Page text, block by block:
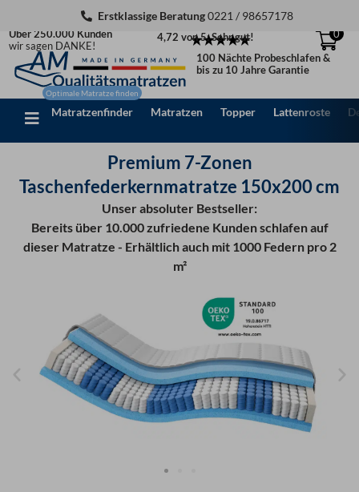
springen
Erstklassige Beratung0221 / 98657178
Über 250.000 Kunden
wir sagen DANKE!
4,72 von 5: Sehr gut!
0
100 Nächte Probeschlafen &
bis zu 10 Jahre Garantie
Matratzenfinder Matratzen Topper Lattenroste
Premium 7-Zonen
Taschenfederkernmatratze 150x200 cm
Unser absoluter Bestseller:
Bereits über 10.000 zufriedene Kunden schlafen auf
dieser Matratze - Erhältlich auch mit 1000 Federn pro 2
m²